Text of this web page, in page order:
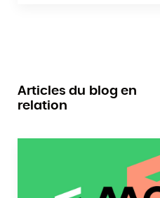
Articles du blog en
relation